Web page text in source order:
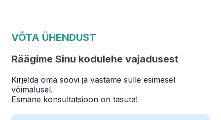
VÕTA ÜHENDUST
Räägime Sinu kodulehe vajadusest
Kirjelda oma soovi ja vastame sulle esimesel
võimalusel.
Esmane konsultatsioon on tasuta!